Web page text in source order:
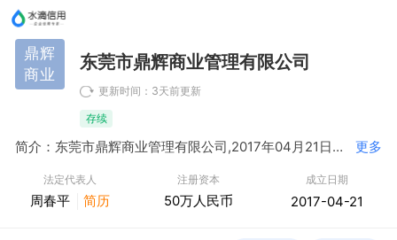
鼎辉
商业
东莞市鼎辉商业管理有限公司
更新时间：3天前更新
存续
简介：东莞市鼎辉商业管理有限公司,2017年04月21日成立，经营范围包括商业管理、物业管理、停车场服务、代收水电费；设计、制作、代理、发布国内外各类广告；停车场投资。（依法须经批准的项目，经相关部门批准后方可开展经营活动）〓 更多
法定代表人
周春平 简历
注册资本
50万人民币
成立日期
2017-04-21